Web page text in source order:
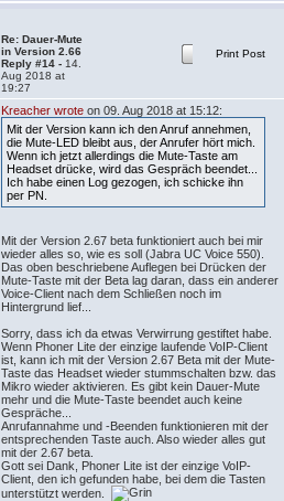
Re: Dauer-Mute
in Version 2.66
Reply #14 - 14.
Aug 2018 at
19:27
Print Post
Kreacher wrote on 09. Aug 2018 at 15:12:
Mit der Version kann ich den Anruf annehmen,
die Mute-LED bleibt aus, der Anrufer hört mich.
Wenn ich jetzt allerdings die Mute-Taste am
Headset drücke, wird das Gespräch beendet...
Ich habe einen Log gezogen, ich schicke ihn
per PN.
Mit der Version 2.67 beta funktioniert auch bei mir
wieder alles so, wie es soll (Jabra UC Voice 550).
Das oben beschriebene Auflegen bei Drücken der
Mute-Taste mit der Beta lag daran, dass ein anderer
Voice-Client nach dem Schließen noch im
Hintergrund lief...
Sorry, dass ich da etwas Verwirrung gestiftet habe.
Wenn Phoner Lite der einzige laufende VoIP-Client
ist, kann ich mit der Version 2.67 Beta mit der Mute-
Taste das Headset wieder stummschalten bzw. das
Mikro wieder aktivieren. Es gibt kein Dauer-Mute
mehr und die Mute-Taste beendet auch keine
Gespräche...
Anrufannahme und -Beenden funktionieren mit der
entsprechenden Taste auch. Also wieder alles gut
mit der 2.67 beta.
Gott sei Dank, Phoner Lite ist der einzige VoIP-
Client, den ich gefunden habe, bei dem die Tasten
unterstützt werden.